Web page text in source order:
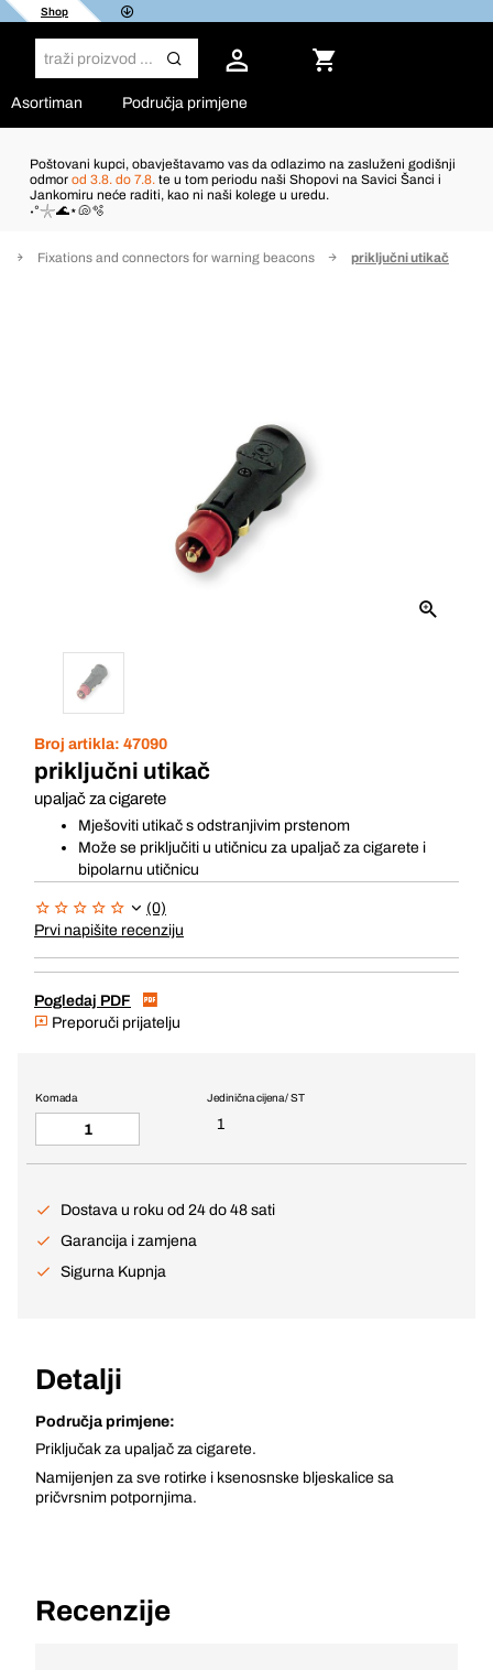
Shop
Asortiman Područja primjene
Poštovani kupci, obavještavamo vas da odlazimo na zasluženi godišnji
odmor od 3.8. do 7.8. te u tom periodu naši Shopovi na Savici Šanci i
Jankomiru neće raditi, kao ni naši kolege u uredu.
˖°𓇼🌊⋆🐚🫧
Fixations and connectors for warning beacons priključni utikač
Broj artikla: 47090
priključni utikač
upaljač za cigarete
Mješoviti utikač s odstranjivim prstenom
Može se priključiti u utičnicu za upaljač za cigarete i
bipolarnu utičnicu
(0)
Prvi napišite recenziju
Pogledaj PDF
Preporuči prijatelju
Jedinična cijena / ST
1
Komada
Dostava u roku od 24 do 48 sati
Garancija i zamjena
Sigurna Kupnja
Detalji
Područja primjene:
Priključak za upaljač za cigarete.
Namijenjen za sve rotirke i ksenosnske bljeskalice sa
pričvrsnim potpornjima.
Recenzije